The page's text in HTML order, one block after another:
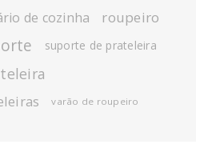
de cozinha roupeiro
suporte de prateleira
varão de roupeiro